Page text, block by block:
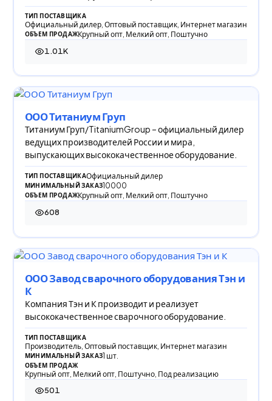
оборудования, компрессорн
ТИП ПОСТАВЩИКА
Официальный дилер, Оптовый поставщик, Интернет магазин
ОБЪЕМ ПРОДАЖКрупный опт, Мелкий опт, Поштучно
1.01K
1 011 просмотров
ООО Титаниум Груп
Титаниум Груп/TitaniumGroup – официальный дилер
ведущих производителей России и мира,
выпускающих высококачественное оборудование.
ТИП ПОСТАВЩИКАОфициальный дилер
МИНИМАЛЬНЫЙ ЗАКАЗ10000
ОБЪЕМ ПРОДАЖКрупный опт, Мелкий опт, Поштучно
608
608 просмотров
ООО Завод сварочного оборудования Тэн и
К
Компания Тэн и К производит и реализует
высококачественное сварочного оборудование.
ТИП ПОСТАВЩИКА
Производитель, Оптовый поставщик, Интернет магазин
МИНИМАЛЬНЫЙ ЗАКАЗ1 шт.
ОБЪЕМ ПРОДАЖ
Крупный опт, Мелкий опт, Поштучно, Под реализацию
501
501 просмотр